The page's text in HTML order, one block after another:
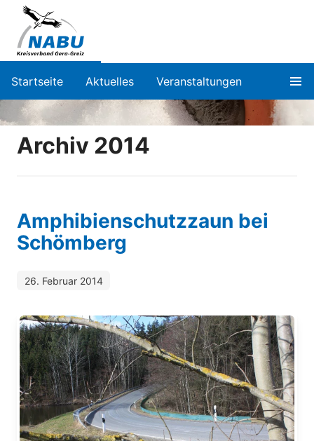
Startseite Aktuelles Veranstaltungen
Archiv 2014
Amphibienschutzzaun bei
Schömberg
26. Februar 2014